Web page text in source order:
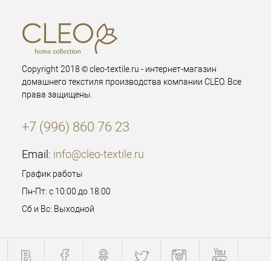
Copyright 2018 © cleo-textile.ru - интернет-магазин
домашнего текстиля производства компании CLEO. Все
права защищены.
+7 (996) 860 76 23
Email: info@cleo-textile.ru
График работы
Пн-Пт: с 10:00 до 18:00
Сб и Вс: Выходной